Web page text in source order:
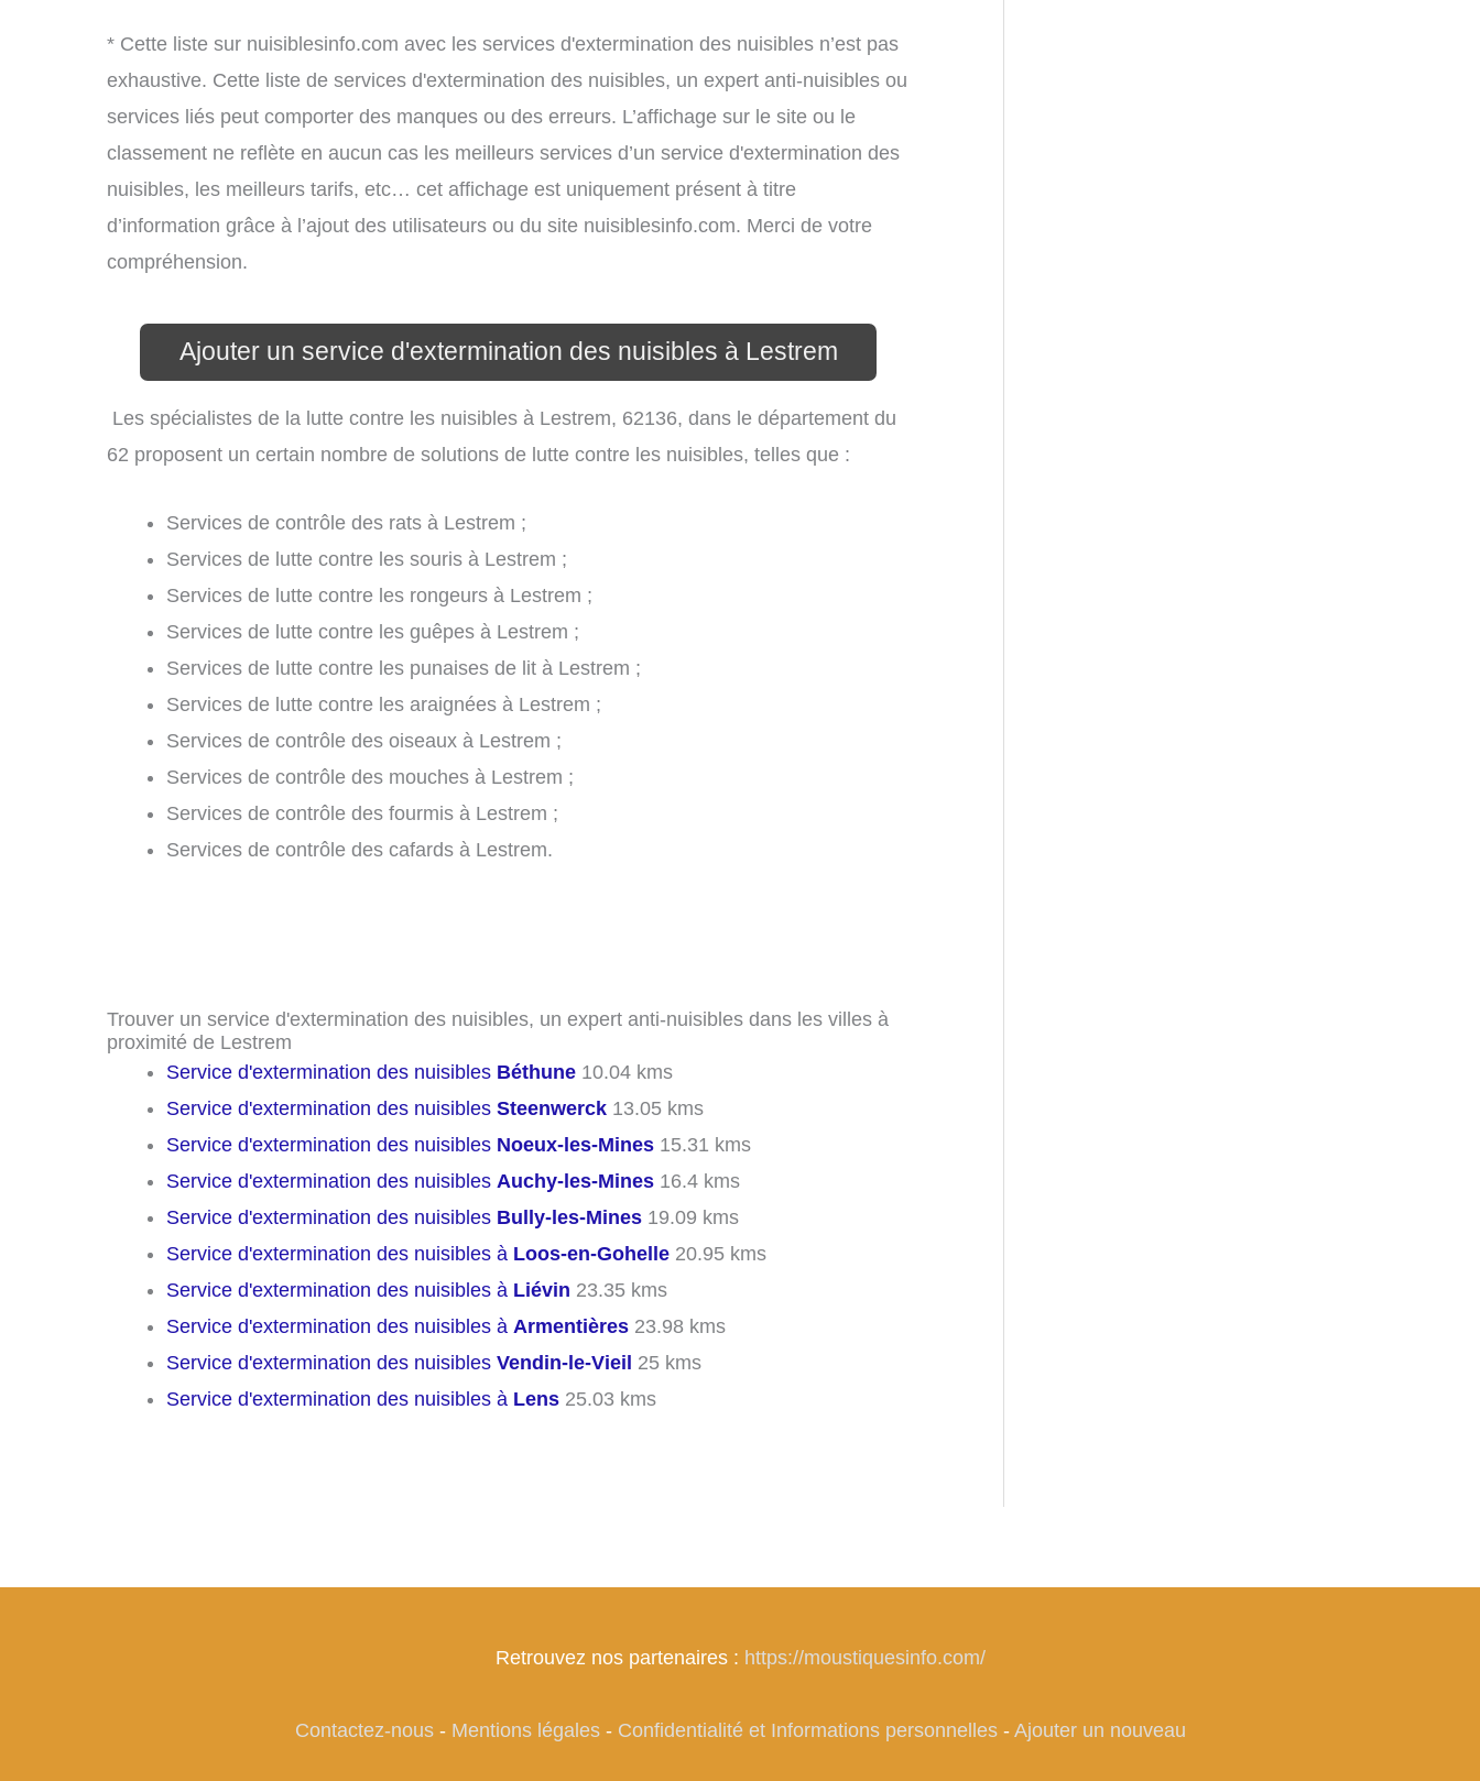
* Cette liste sur nuisiblesinfo.com avec les services d'extermination des nuisibles n’est pas
exhaustive. Cette liste de services d'extermination des nuisibles, un expert anti-nuisibles ou
services liés peut comporter des manques ou des erreurs. L’affichage sur le site ou le
classement ne reflète en aucun cas les meilleurs services d’un service d'extermination des
nuisibles, les meilleurs tarifs, etc… cet affichage est uniquement présent à titre
d’information grâce à l’ajout des utilisateurs ou du site nuisiblesinfo.com. Merci de votre
compréhension.
Ajouter un service d'extermination des nuisibles à Lestrem
Les spécialistes de la lutte contre les nuisibles à Lestrem, 62136, dans le département du
62 proposent un certain nombre de solutions de lutte contre les nuisibles, telles que :
Services de contrôle des rats à Lestrem ;
Services de lutte contre les souris à Lestrem ;
Services de lutte contre les rongeurs à Lestrem ;
Services de lutte contre les guêpes à Lestrem ;
Services de lutte contre les punaises de lit à Lestrem ;
Services de lutte contre les araignées à Lestrem ;
Services de contrôle des oiseaux à Lestrem ;
Services de contrôle des mouches à Lestrem ;
Services de contrôle des fourmis à Lestrem ;
Services de contrôle des cafards à Lestrem.
Trouver un service d'extermination des nuisibles, un expert anti-nuisibles dans les villes à
proximité de Lestrem
Service d'extermination des nuisibles Béthune 10.04 kms
Service d'extermination des nuisibles Steenwerck 13.05 kms
Service d'extermination des nuisibles Noeux-les-Mines 15.31 kms
Service d'extermination des nuisibles Auchy-les-Mines 16.4 kms
Service d'extermination des nuisibles Bully-les-Mines 19.09 kms
Service d'extermination des nuisibles à Loos-en-Gohelle 20.95 kms
Service d'extermination des nuisibles à Liévin 23.35 kms
Service d'extermination des nuisibles à Armentières 23.98 kms
Service d'extermination des nuisibles Vendin-le-Vieil 25 kms
Service d'extermination des nuisibles à Lens 25.03 kms
Retrouvez nos partenaires : https://moustiquesinfo.com/
Contactez-nous- Mentions légales- Confidentialité et Informations personnelles- Ajouter un nouveau